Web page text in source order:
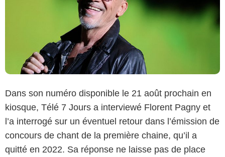
Dans son numéro disponible le 21 août prochain en
kiosque, Télé 7 Jours a interviewé Florent Pagny et
l’a interrogé sur un éventuel retour dans l’émission de
concours de chant de la première chaine, qu’il a
quitté en 2022. Sa réponse ne laisse pas de place